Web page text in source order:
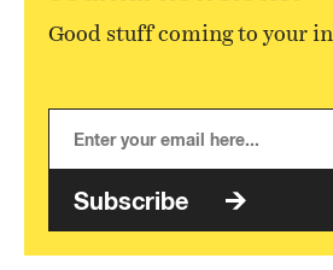
Good stuff coming to your
Subscribe